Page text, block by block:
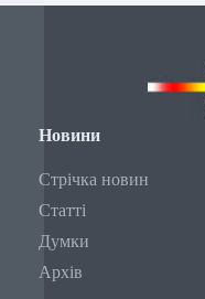
Новини
Стрічка новин
Статті
Думки
Архів